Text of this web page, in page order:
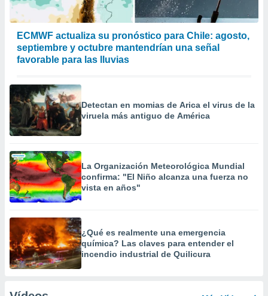
ECMWF actualiza su pronóstico para Chile: agosto,
septiembre y octubre mantendrían una señal
favorable para las lluvias
Detectan en momias de Arica el virus de la
viruela más antiguo de América
La Organización Meteorológica Mundial
confirma: "El Niño alcanza una fuerza no
vista en años"
¿Qué es realmente una emergencia
química? Las claves para entender el
incendio industrial de Quilicura